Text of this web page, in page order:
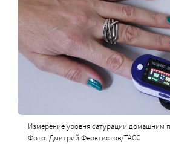
Измерение уровня сатурации домашним
Фото: Дмитрий Феоктистов/ТАСС